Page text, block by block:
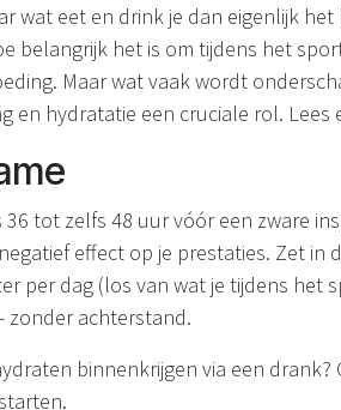
wat eet en drink je dan eigenlijk
belangrijk het is om tijdens het
Maar wat vaak wordt
en hydratatie een cruciale rol. Lees
tot zelfs 48 uur vóór een zware
effect op je prestaties. Zet
per dag (los van wat je tijdens het
achterstand.
binnenkrijgen via een drank?